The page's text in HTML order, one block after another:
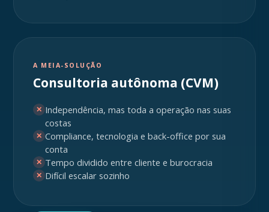
A MEIA-SOLUÇÃO
Consultoria autônoma (CVM)
✕ Independência, mas toda a operação nas suas
costas
✕ Compliance, tecnologia e back-office por sua
conta
✕ Tempo dividido entre cliente e burocracia
✕ Difícil escalar sozinho